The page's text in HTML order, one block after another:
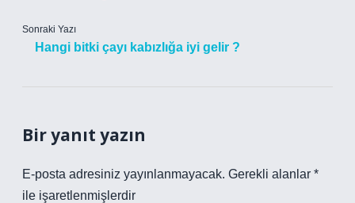
Sonraki Yazı
Hangi bitki çayı kabızlığa iyi gelir ?
Bir yanıt yazın
E-posta adresiniz yayınlanmayacak. Gerekli alanlar *
ile işaretlenmişlerdir